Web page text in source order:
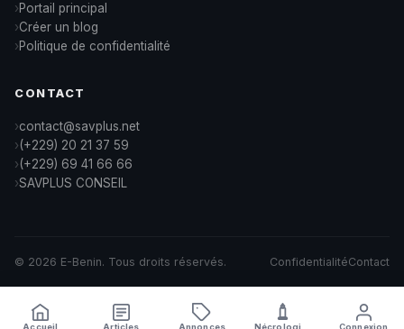
Portail principal
Créer un blog
Politique de confidentialité
CONTACT
contact@savplus.net
(+229) 20 21 37 59
(+229) 69 41 66 66
SAVPLUS CONSEIL
© 2026 E-Benin. Tous droits réservés. ConfidentialitéContact
Accueil Articles Annonces Connexion